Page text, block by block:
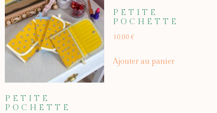
PETITE
POCHETTE
PETITE
POCHETTE
10,00 €
Ajouter au panier